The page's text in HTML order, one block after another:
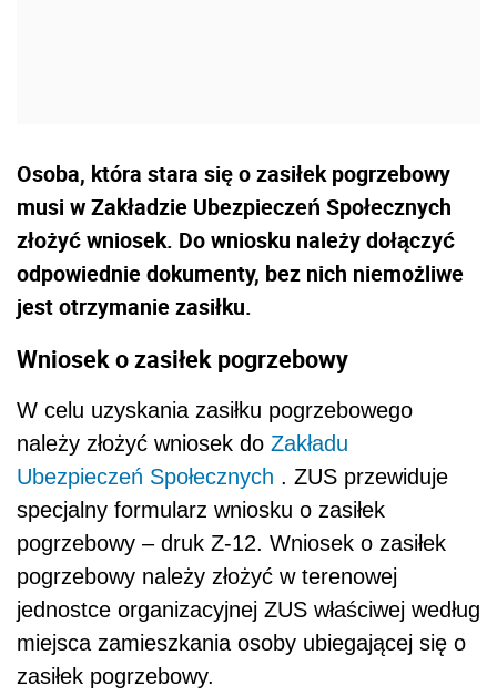
Osoba, która stara się o zasiłek pogrzebowy
musi w Zakładzie Ubezpieczeń Społecznych
złożyć wniosek. Do wniosku należy dołączyć
odpowiednie dokumenty, bez nich niemożliwe
jest otrzymanie zasiłku.
Wniosek o zasiłek pogrzebowy
W celu uzyskania zasiłku pogrzebowego
należy złożyć wniosek do Zakładu
Ubezpieczeń Społecznych . ZUS przewiduje
specjalny formularz wniosku o zasiłek
pogrzebowy – druk Z-12. Wniosek o zasiłek
pogrzebowy należy złożyć w terenowej
jednostce organizacyjnej ZUS właściwej według
miejsca zamieszkania osoby ubiegającej się o
zasiłek pogrzebowy.